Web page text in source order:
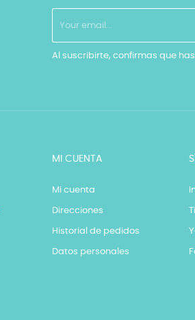
Al suscribirte, confirmas que
MI CUENTA
Mi cuenta
Direcciones
Historial de pedidos
Datos personales